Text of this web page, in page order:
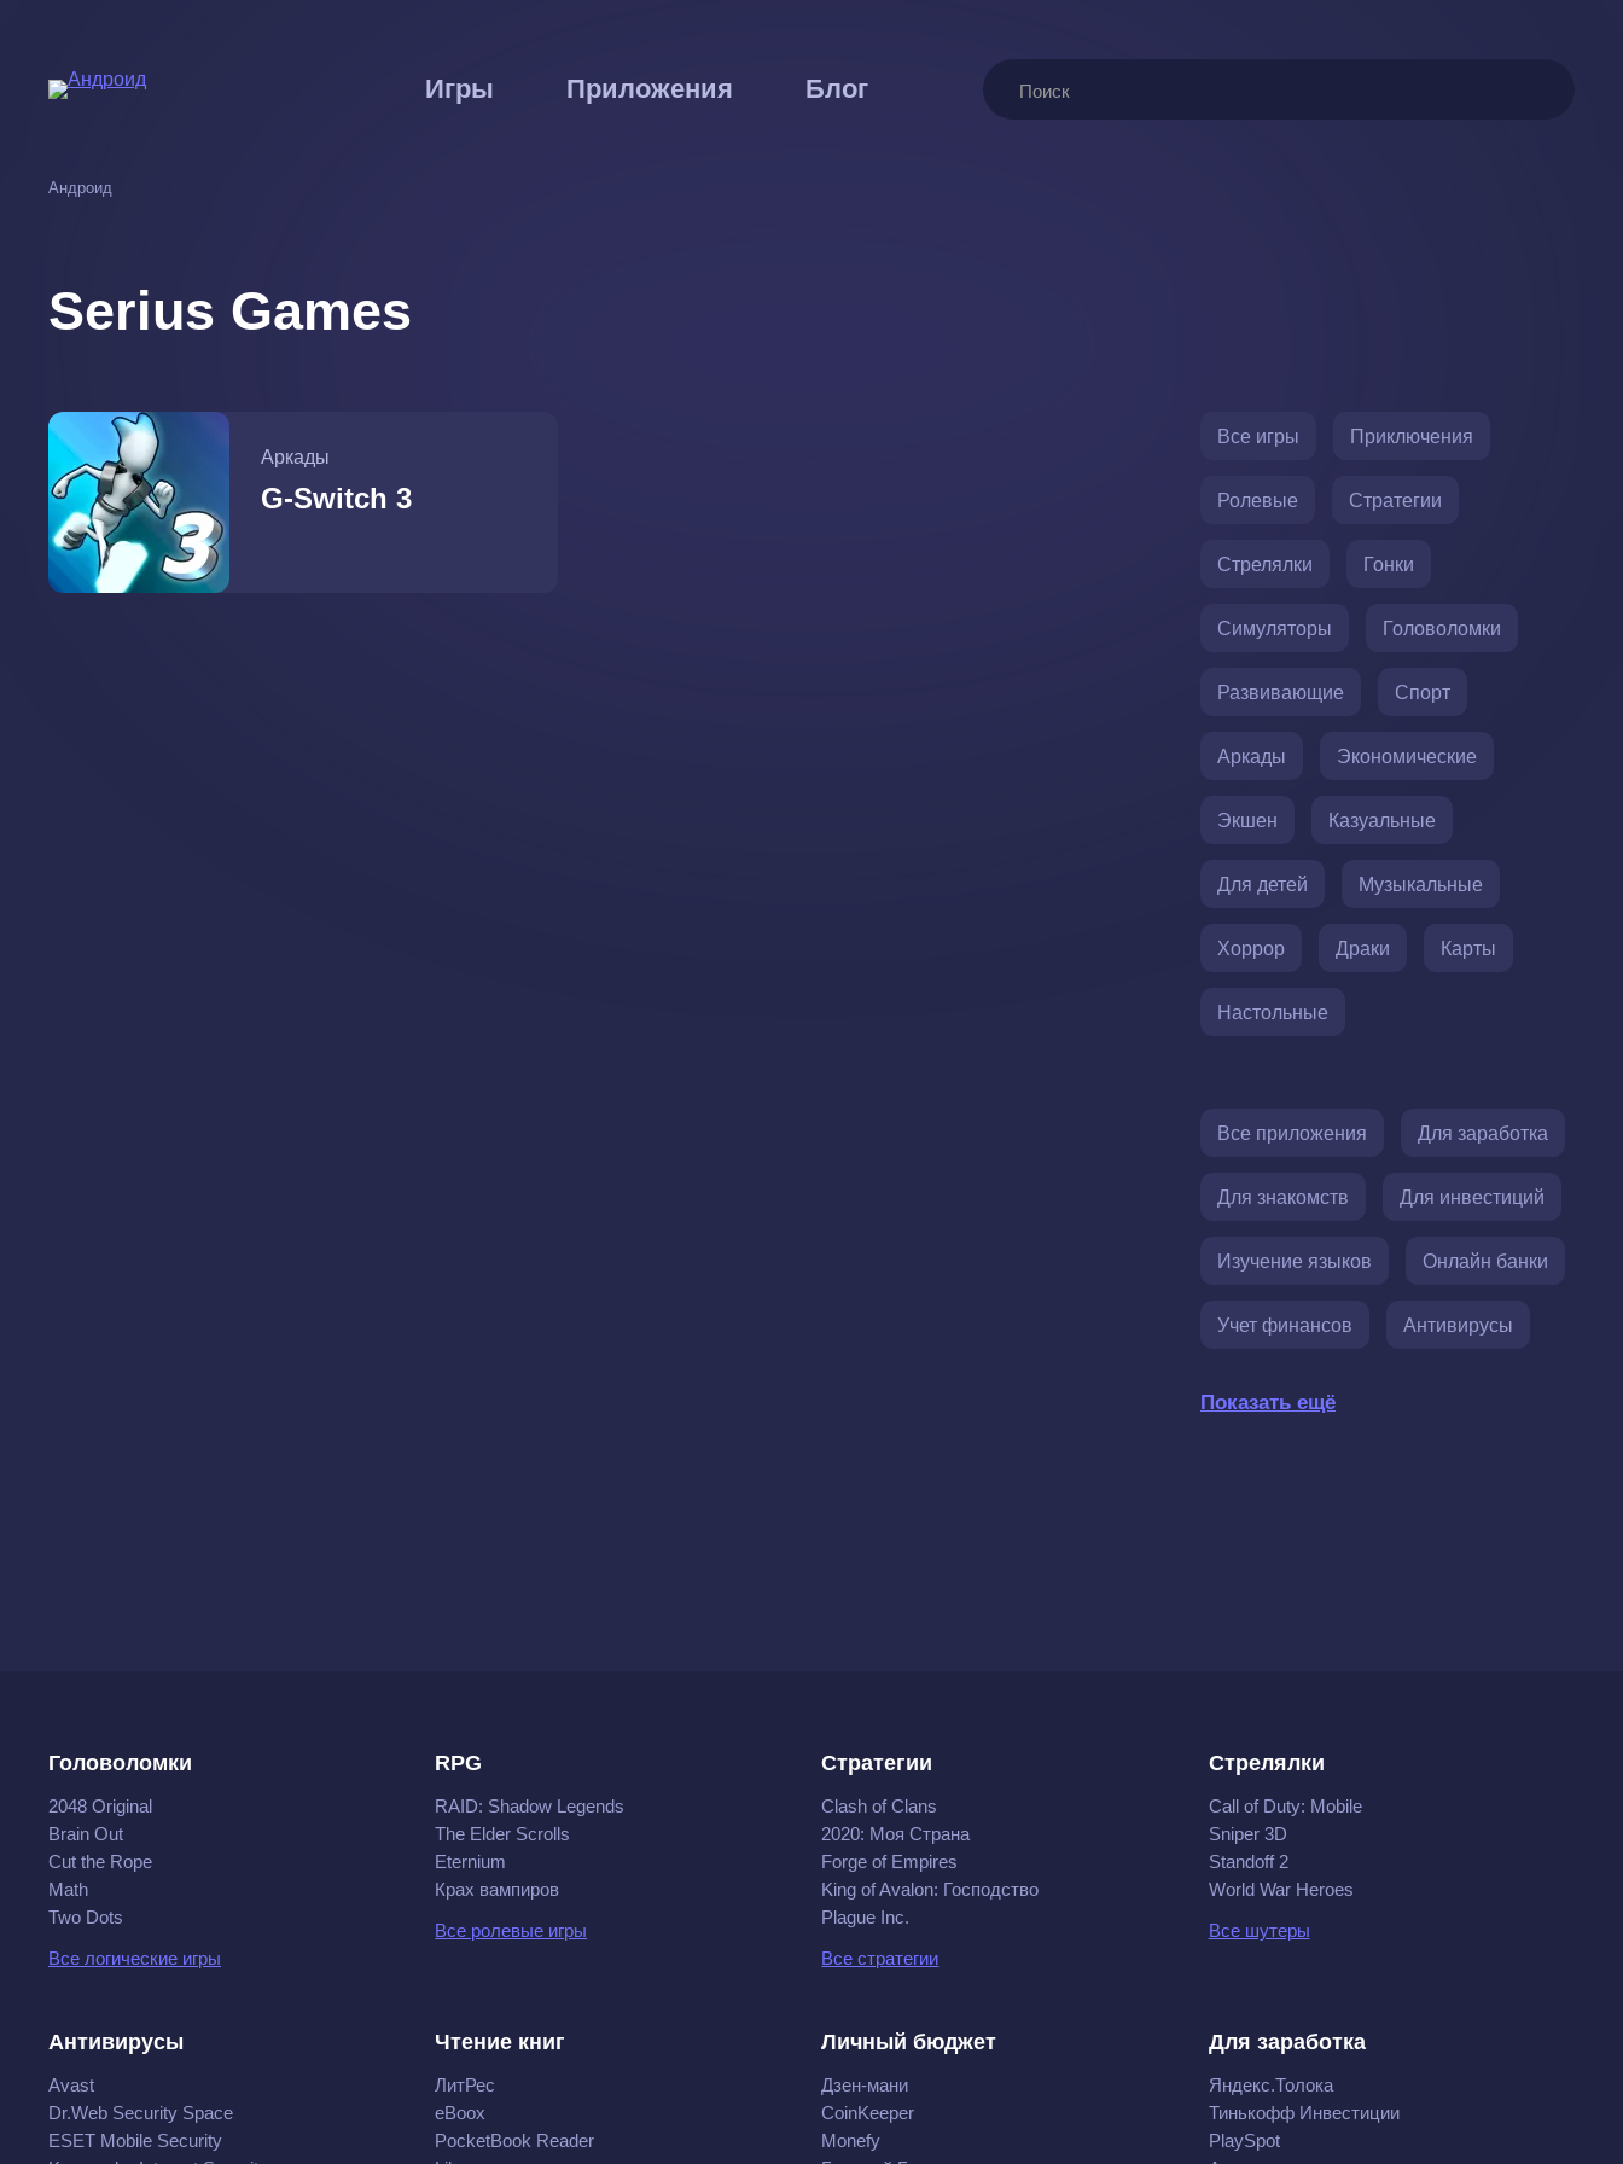
основному
Игры Приложения Блог Поиск
Андроид
Serius Games
Аркады
G-Switch 3
Все игры Приключения
Ролевые Стратегии
Стрелялки Гонки
Симуляторы Головоломки
Развивающие Спорт
Аркады Экономические
Экшен Казуальные
Для детей Музыкальные
Хоррор Драки Карты
Настольные
Все приложения Для заработка
Для знакомств Для инвестиций
Изучение языков Онлайн банки
Учет финансов Антивирусы
Показать ещё
Головоломки
2048 Original
Brain Out
Cut the Rope
Math
Two Dots
Все логические игры
RPG
RAID: Shadow Legends
The Elder Scrolls
Eternium
Крах вампиров
Все ролевые игры
Стратегии
Clash of Clans
2020: Моя Cтрана
Forge of Empires
King of Avalon: Господство
Plague Inc.
Все стратегии
Стрелялки
Call of Duty: Mobile
Sniper 3D
Standoff 2
World War Heroes
Все шутеры
Антивирусы
Avast
Dr.Web Security Space
ESET Mobile Security
Чтение книг
ЛитРес
eBoox
PocketBook Reader
Личный бюджет
Дзен-мани
CoinKeeper
Monefy
Для заработка
Яндекс.Толока
Тинькофф Инвестиции
PlaySpot